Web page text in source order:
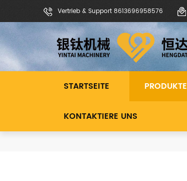
Vertrieb & Support 8613696958576
STARTSEITE PRODUKTE
KONTAKTIERE UNS